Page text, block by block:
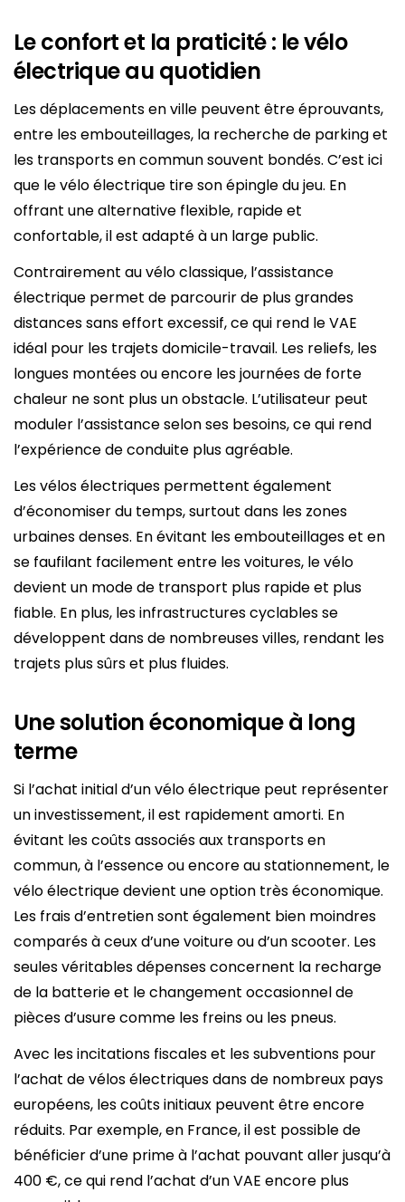
Le confort et la praticité : le vélo
électrique au quotidien
Les déplacements en ville peuvent être éprouvants,
entre les embouteillages, la recherche de parking et
les transports en commun souvent bondés. C’est ici
que le vélo électrique tire son épingle du jeu. En
offrant une alternative flexible, rapide et
confortable, il est adapté à un large public.
Contrairement au vélo classique, l’assistance
électrique permet de parcourir de plus grandes
distances sans effort excessif, ce qui rend le VAE
idéal pour les trajets domicile-travail. Les reliefs, les
longues montées ou encore les journées de forte
chaleur ne sont plus un obstacle. L’utilisateur peut
moduler l’assistance selon ses besoins, ce qui rend
l’expérience de conduite plus agréable.
Les vélos électriques permettent également
d’économiser du temps, surtout dans les zones
urbaines denses. En évitant les embouteillages et en
se faufilant facilement entre les voitures, le vélo
devient un mode de transport plus rapide et plus
fiable. En plus, les infrastructures cyclables se
développent dans de nombreuses villes, rendant les
trajets plus sûrs et plus fluides.
Une solution économique à long
terme
Si l’achat initial d’un vélo électrique peut représenter
un investissement, il est rapidement amorti. En
évitant les coûts associés aux transports en
commun, à l’essence ou encore au stationnement, le
vélo électrique devient une option très économique.
Les frais d’entretien sont également bien moindres
comparés à ceux d’une voiture ou d’un scooter. Les
seules véritables dépenses concernent la recharge
de la batterie et le changement occasionnel de
pièces d’usure comme les freins ou les pneus.
Avec les incitations fiscales et les subventions pour
l’achat de vélos électriques dans de nombreux pays
européens, les coûts initiaux peuvent être encore
réduits. Par exemple, en France, il est possible de
bénéficier d’une prime à l’achat pouvant aller jusqu’à
400 €, ce qui rend l’achat d’un VAE encore plus